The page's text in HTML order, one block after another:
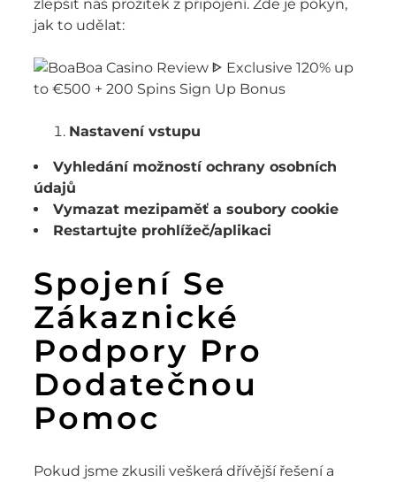
zlepšit náš prožitek z připojení. Zde je pokyn,
jak to udělat:
Nastavení vstupu
Vyhledání možností ochrany osobních
údajů
Vymazat mezipaměť a soubory cookie
Restartujte prohlížeč/aplikaci
Spojení Se
Zákaznické
Podpory Pro
Dodatečnou
Pomoc
Pokud jsme zkusili veškerá dřívější řešení a